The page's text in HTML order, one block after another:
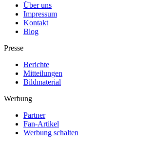
Über uns
Impressum
Kontakt
Blog
Presse
Berichte
Mitteilungen
Bildmaterial
Werbung
Partner
Fan-Artikel
Werbung schalten